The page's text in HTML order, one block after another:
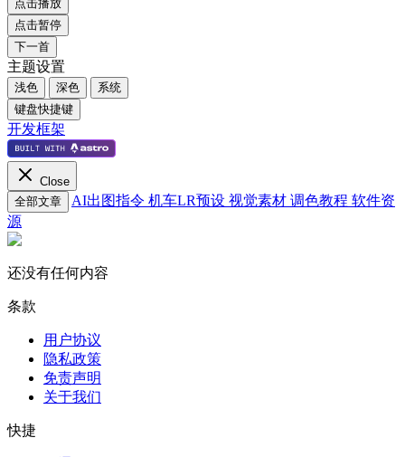
点击播放
点击暂停
下一首
主题设置
浅色 深色
系统
键盘快捷键
开发框架
Close
全部文章
AI出图指令 机车LR预设 视觉素材 调色教程 软件资
源
还没有任何内容
条款
用户协议
隐私政策
免责声明
关于我们
快捷